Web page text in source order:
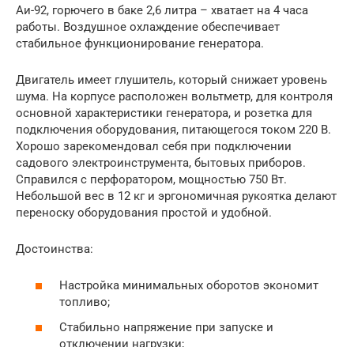
Аи-92, горючего в баке 2,6 литра – хватает на 4 часа
работы. Воздушное охлаждение обеспечивает
стабильное функционирование генератора.
Двигатель имеет глушитель, который снижает уровень
шума. На корпусе расположен вольтметр, для контроля
основной характеристики генератора, и розетка для
подключения оборудования, питающегося током 220 В.
Хорошо зарекомендовал себя при подключении
садового электроинструмента, бытовых приборов.
Справился с перфоратором, мощностью 750 Вт.
Небольшой вес в 12 кг и эргономичная рукоятка делают
переноску оборудования простой и удобной.
Достоинства:
Настройка минимальных оборотов экономит
топливо;
Стабильно напряжение при запуске и
отключении нагрузки;